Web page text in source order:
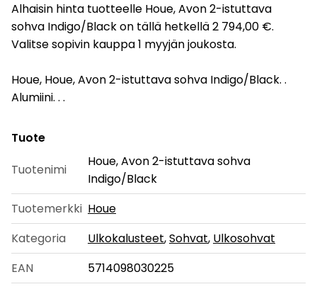
Alhaisin hinta tuotteelle Houe, Avon 2-istuttava
sohva Indigo/Black on tällä hetkellä 2 794,00 €.
Valitse sopivin kauppa 1 myyjän joukosta.
Houe, Houe, Avon 2-istuttava sohva Indigo/Black. .
Alumiini. . .
Tuote
Tuotenimi
Houe, Avon 2-istuttava sohva
Indigo/Black
Tuotemerkki Houe
Kategoria
Ulkokalusteet,Sohvat, Ulkosohvat
EAN
5714098030225